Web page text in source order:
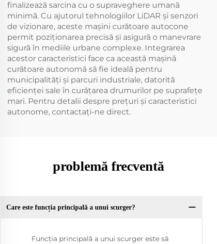
finalizează sarcina cu o supraveghere umană
minimă. Cu ajutorul tehnologiilor LiDAR și senzori
de vizionare, aceste mașini curătoare autocone
permit poziționarea precisă și asigură o manevrare
sigură în mediile urbane complexe. Integrarea
acestor caracteristici face ca această mașină
curătoare autonomă să fie ideală pentru
municipalități și parcuri industriale, datorită
eficienței sale în curățarea drumurilor pe suprafețe
mari. Pentru detalii despre prețuri și caracteristici
autonome, contactați-ne direct.
problemă frecventă
Care este funcția principală a unui scurger?
Funcția principală a unui scurger este să